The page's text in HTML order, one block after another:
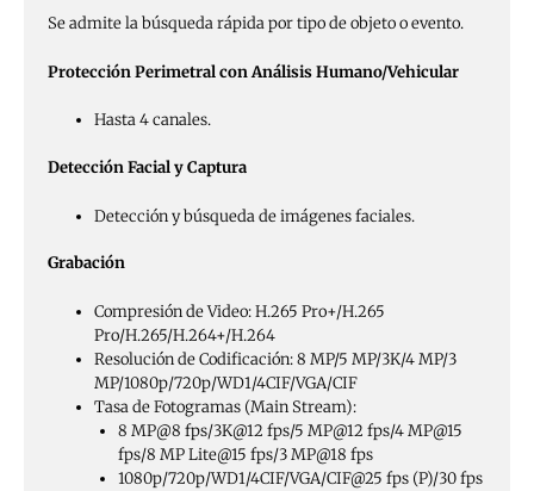
Se admite la búsqueda rápida por tipo de objeto o evento.
Protección Perimetral con Análisis Humano/Vehicular
Hasta 4 canales.
Detección Facial y Captura
Detección y búsqueda de imágenes faciales.
Grabación
Compresión de Video: H.265 Pro+/H.265
Pro/H.265/H.264+/H.264
Resolución de Codificación: 8 MP/5 MP/3K/4 MP/3
MP/1080p/720p/WD1/4CIF/VGA/CIF
Tasa de Fotogramas (Main Stream):
8 MP@8 fps/3K@12 fps/5 MP@12 fps/4 MP@15
fps/8 MP Lite@15 fps/3 MP@18 fps
1080p/720p/WD1/4CIF/VGA/CIF@25 fps (P)/30 fps